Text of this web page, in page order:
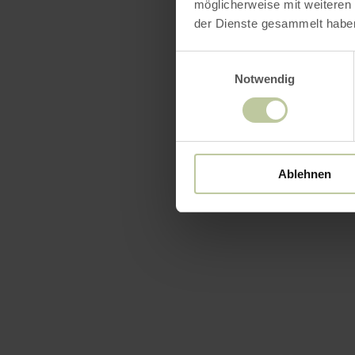
möglicherweise mit
der Dienste gesammelt
Notwendig
Ablehnen
Geniet
die de
vindt
meer